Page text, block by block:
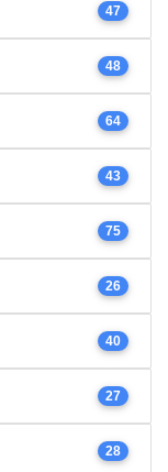
47
48
64
43
75
26
40
27
28